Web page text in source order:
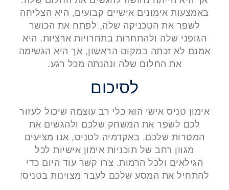
באמצעות אימונים אישיים קבועים, היא הצליחה
לשפר את הטכניקה שלה, לפתח את הכושר
הגופני שלה ולהתחרות בתחרויות ארציות. היא
אמנם לא זכתה במקום הראשון, אך היא הגשימה
את החלום שלה ונהנתה מכל רגע.
לסיכום
אימון טניס אישי הוא כלי רב עוצמה שיכול לעזור
לכם לשפר את המשחק שלכם ולהגשים את
המטרות שלכם. באקדמיה לטניס, אנו מציעים
מגוון רחב של תוכניות אימון אישיות לכל
הגילאים ולכל הרמות. צרו קשר עוד היום כדי
להתחיל את המסע שלכם לעבר מצוינות בטניס!